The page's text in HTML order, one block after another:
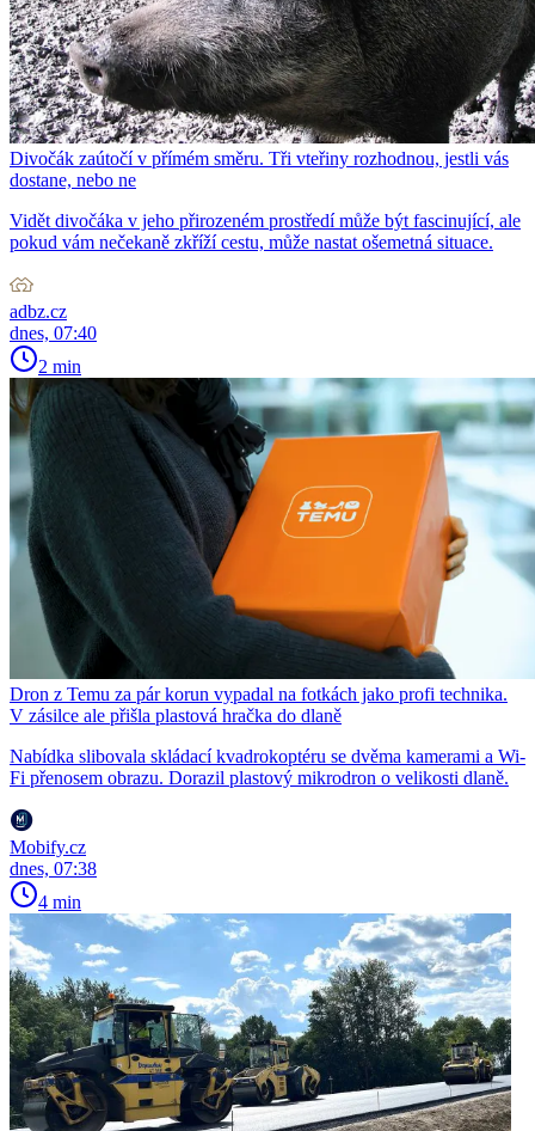
Divočák zaútočí v přímém směru. Tři vteřiny rozhodnou, jestli vás
dostane, nebo ne
Vidět divočáka v jeho přirozeném prostředí může být fascinující, ale
pokud vám nečekaně zkříží cestu, může nastat ošemetná situace.
adbz.cz
dnes, 07:40
2 min
Dron z Temu za pár korun vypadal na fotkách jako profi technika.
V zásilce ale přišla plastová hračka do dlaně
Nabídka slibovala skládací kvadrokoptéru se dvěma kamerami a Wi-
Fi přenosem obrazu. Dorazil plastový mikrodron o velikosti dlaně.
Mobify.cz
dnes, 07:38
4 min